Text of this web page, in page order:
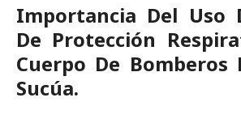
Importancia Del Uso
De Protección
Cuerpo De Bomberos
Sucúa.